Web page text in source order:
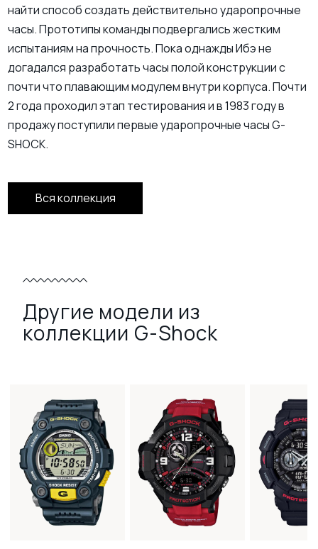
найти способ создать действительно ударопрочные
часы. Прототипы команды подвергались жестким
испытаниям на прочность. Пока однажды Ибэ не
догадался разработать часы полой конструкции с
почти что плавающим модулем внутри корпуса. Почти
2 года проходил этап тестирования и в 1983 году в
продажу поступили первые ударопрочные часы G-
SHOCK.
Вся коллекция
Другие модели из
коллекции G-Shock